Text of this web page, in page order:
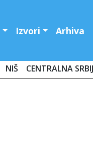
Izvori Arhiva
NIŠ CENTRALNA